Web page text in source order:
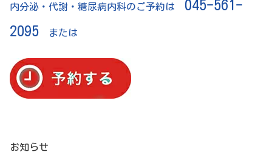
内分泌・代謝・糖尿病内科のご予約は 045-561-
2095
または
お知らせ